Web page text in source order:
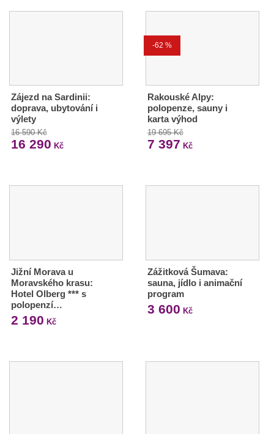
Zájezd na Sardinii:
doprava, ubytování i
výlety
16 590 Kč
16 290 Kč
-62 %
Rakouské Alpy:
polopenze, sauny i
karta výhod
19 695 Kč
7 397 Kč
Jižní Morava u
Moravského krasu:
Hotel Olberg *** s
polopenzí…
2 190 Kč
Zážitková Šumava:
sauna, jídlo i animační
program
3 600 Kč